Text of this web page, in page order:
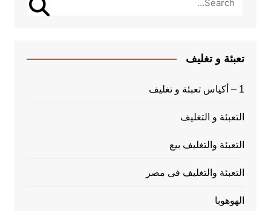
تعبئة و تغليف
1 – أكياس تعبئة و تغليف
التعبئة و التغليف
التعبئة والتغليف بيع
التعبئة والتغليف فى مصر
الهوهوبا